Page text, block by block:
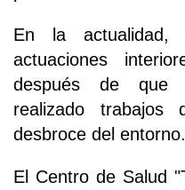
En la actualidad,
actuaciones
después de que
realizado trabajos
desbroce del entorno.
El Centro de Salud